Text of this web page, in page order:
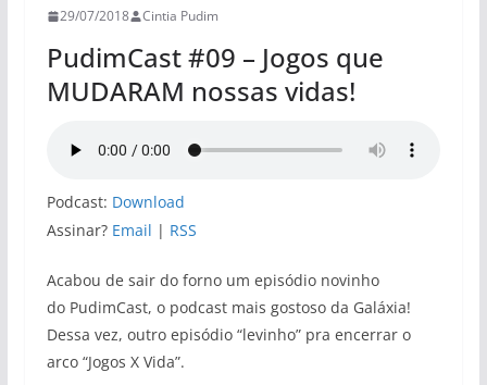
29/07/2018 Cintia Pudim
PudimCast #09 – Jogos que
MUDARAM nossas vidas!
Podcast: Download
Assinar? Email | RSS
Acabou de sair do forno um episódio novinho
do PudimCast, o podcast mais gostoso da Galáxia!
Dessa vez, outro episódio “levinho” pra encerrar o
arco “Jogos X Vida”.